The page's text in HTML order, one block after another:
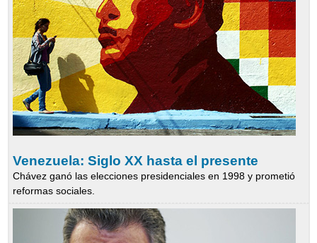
Venezuela: Siglo XX hasta el presente
Chávez ganó las elecciones presidenciales en 1998 y prometió
reformas sociales.